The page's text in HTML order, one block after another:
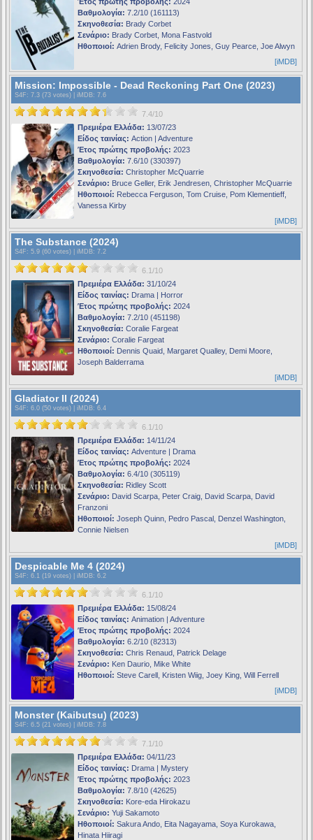
Βαθμολογία: 7.2/10 (161113)
Σκηνοθεσία: Brady Corbet
Σενάριο: Brady Corbet, Mona Fastvold
Ηθοποιοί: Adrien Brody, Felicity Jones, Guy Pearce, Joe Alwyn
[iMDB]
Mission: Impossible - Dead Reckoning Part One (2023)
S4F : 7.3 (73 votes) | iMDB: 7.6
7.4/10
Πρεμιέρα Ελλάδα: 13/07/23
Είδος ταινίας: Action | Adventure
Έτος πρώτης προβολής: 2023
Βαθμολογία: 7.6/10 (330397)
Σκηνοθεσία: Christopher McQuarrie
Σενάριο: Bruce Geller, Erik Jendresen, Christopher McQuarrie
Ηθοποιοί: Rebecca Ferguson, Tom Cruise, Pom Klementieff,
Vanessa Kirby
[iMDB]
The Substance (2024)
S4F : 5.9 (60 votes) | iMDB: 7.2
6.1/10
Πρεμιέρα Ελλάδα: 31/10/24
Είδος ταινίας: Drama | Horror
Έτος πρώτης προβολής: 2024
Βαθμολογία: 7.2/10 (451198)
Σκηνοθεσία: Coralie Fargeat
Σενάριο: Coralie Fargeat
Ηθοποιοί: Dennis Quaid, Margaret Qualley, Demi Moore,
Joseph Balderrama
[iMDB]
Gladiator II (2024)
S4F : 6.0 (50 votes) | iMDB: 6.4
6.1/10
Πρεμιέρα Ελλάδα: 14/11/24
Είδος ταινίας: Adventure | Drama
Έτος πρώτης προβολής: 2024
Βαθμολογία: 6.4/10 (305119)
Σκηνοθεσία: Ridley Scott
Σενάριο: David Scarpa, Peter Craig, David Scarpa, David
Franzoni
Ηθοποιοί: Joseph Quinn, Pedro Pascal, Denzel Washington,
Connie Nielsen
[iMDB]
Despicable Me 4 (2024)
S4F : 6.1 (19 votes) | iMDB: 6.2
6.1/10
Πρεμιέρα Ελλάδα: 15/08/24
Είδος ταινίας: Animation | Adventure
Έτος πρώτης προβολής: 2024
Βαθμολογία: 6.2/10 (82313)
Σκηνοθεσία: Chris Renaud, Patrick Delage
Σενάριο: Ken Daurio, Mike White
Ηθοποιοί: Steve Carell, Kristen Wiig, Joey King, Will Ferrell
[iMDB]
Monster (Kaibutsu) (2023)
S4F : 6.5 (21 votes) | iMDB: 7.8
7.1/10
Πρεμιέρα Ελλάδα: 04/11/23
Είδος ταινίας: Drama | Mystery
Έτος πρώτης προβολής: 2023
Βαθμολογία: 7.8/10 (42625)
Σκηνοθεσία: Kore-eda Hirokazu
Σενάριο: Yuji Sakamoto
Ηθοποιοί: Sakura Ando, Eita Nagayama, Soya Kurokawa,
Hinata Hiiragi